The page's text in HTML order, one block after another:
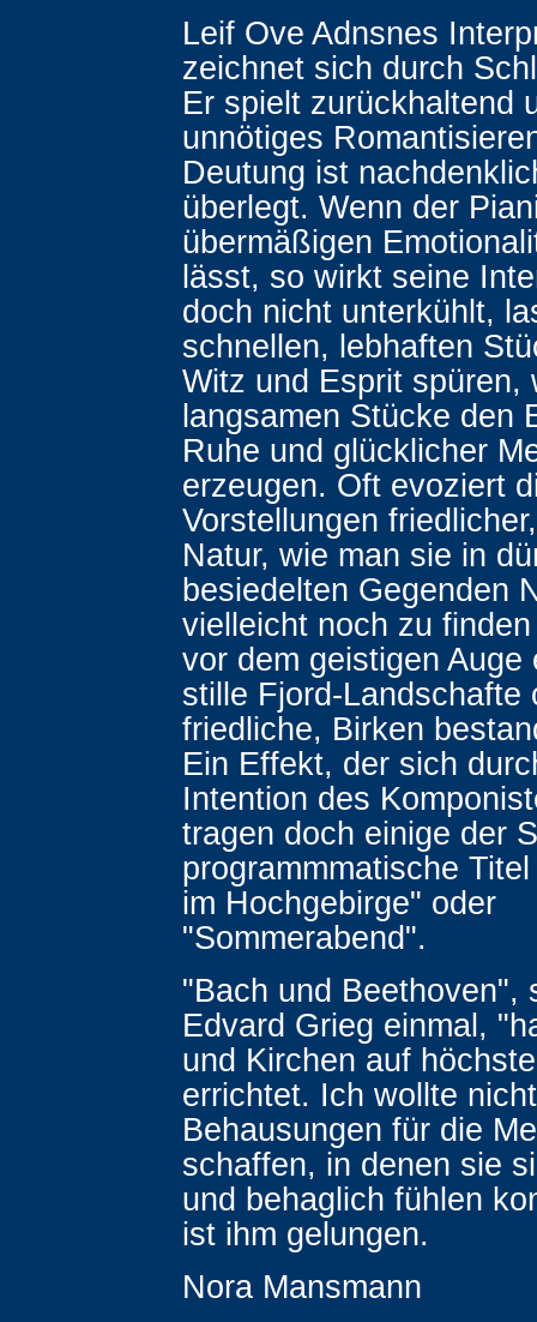
Leif Ove Adnsnes
zeichnet sich durch
Er spielt zurückhaltend
unnötiges
Deutung ist
überlegt. Wenn der
übermäßigen
lässt, so wirkt seine
doch nicht unterkühlt,
schnellen, lebhaften
Witz und Esprit spüren,
langsamen Stücke den
Ruhe und glücklicher
erzeugen. Oft evoziert
Vorstellungen
Natur, wie man sie in
besiedelten Gegenden
vielleicht noch zu
vor dem geistigen Auge
stille Fjord-Landschafte
friedliche, Birken
Ein Effekt, der sich
Intention des
tragen doch einige der
programmmatische
im Hochgebirge" oder
"Sommerabend".
"Bach und Beethoven",
Edvard Grieg einmal,
und Kirchen auf
errichtet. Ich wollte
Behausungen für die
schaffen, in denen sie
und behaglich fühlen
ist ihm gelungen.
Nora Mansmann